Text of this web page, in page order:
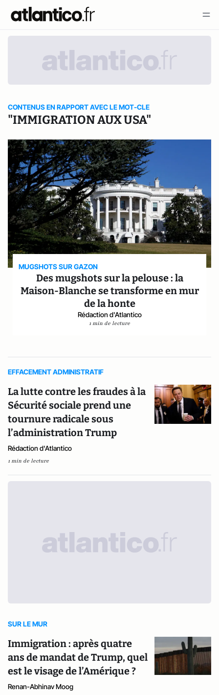
CONTENUS EN RAPPORT AVEC LE MOT-CLE
"IMMIGRATION AUX USA"
MUGSHOTS SUR GAZON
Des mugshots sur la pelouse : la
Maison-Blanche se transforme en mur
de la honte
Rédaction d'Atlantico
1 min de lecture
EFFACEMENT ADMINISTRATIF
La lutte contre les fraudes à la
Sécurité sociale prend une
tournure radicale sous
l’administration Trump
Rédaction d'Atlantico
1 min de lecture
SUR LE MUR
Immigration : après quatre
ans de mandat de Trump, quel
est le visage de l’Amérique ?
Renan-Abhinav Moog